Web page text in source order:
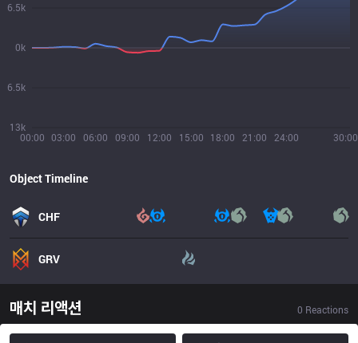
00:00 03:00 06:00 09:00 12:00 15:00 18:00 21:00 24:00 30:00
13k
6.5k
0k
6.5k
Object Timeline
CHF
GRV
매치 리액션 0 Reactions